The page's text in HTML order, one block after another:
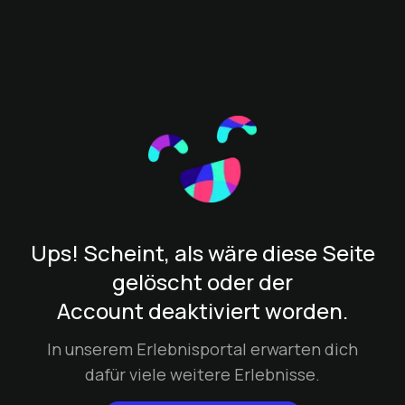
Ups! Scheint, als wäre diese Seite
gelöscht oder der
Account deaktiviert worden.
In unserem Erlebnisportal erwarten dich
dafür viele weitere Erlebnisse.